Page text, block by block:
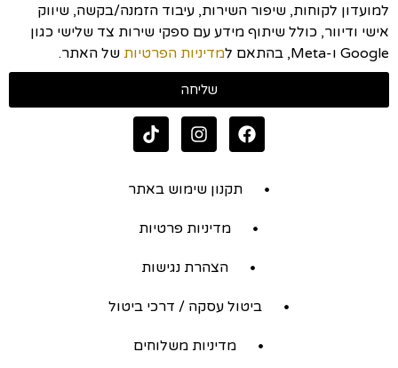
למועדון לקוחות, שיפור השירות, עיבוד הזמנה/בקשה, שיווק
אישי ודיוור, כולל שיתוף מידע עם ספקי שירות צד שלישי כגון
Google ו-Meta, בהתאם ל
מדיניות הפרטיות של האתר.
שליחה
תקנון שימוש באתר
מדיניות פרטיות
הצהרת נגישות
ביטול עסקה / דרכי ביטול
מדיניות משלוחים